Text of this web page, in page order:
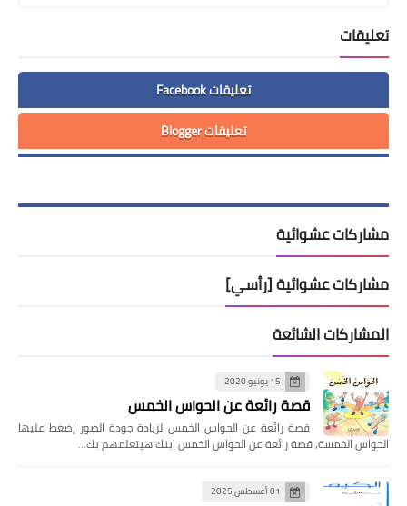
تعليقات
تعليقات Facebook
تعليقات Blogger
مشاركات عشوائية
مشاركات عشوائية [رأسي]
المشاركات الشائعة
15 يونيو 2020
قصة رائعة عن الحواس الخمس
قصة رائعة عن الحواس الخمس لزيادة جودة الصور إضغط عليها
الحواس الخمسة, قصة رائعة عن الحواس الخمس ابنك هيتعلمهم بك…
01 أغسطس 2025